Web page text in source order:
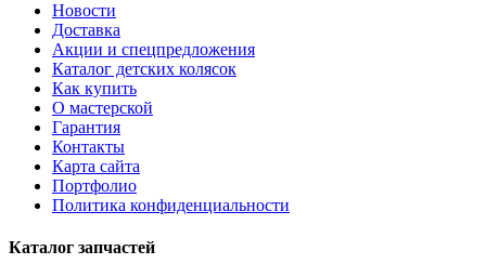
Новости
Доставка
Акции и спецпредложения
Каталог детских колясок
Как купить
О мастерской
Гарантия
Контакты
Карта сайта
Портфолио
Политика конфиденциальности
Каталог запчастей